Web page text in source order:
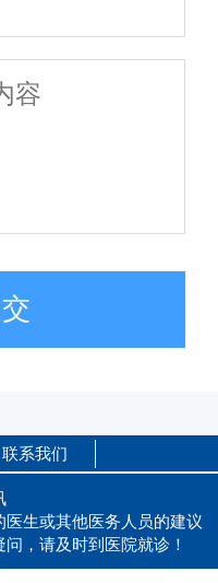
联系我们
生或其他医务人员的建议
，请及时到医院就诊！